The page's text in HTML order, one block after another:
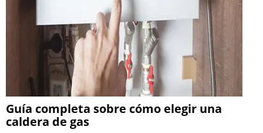
Guía completa sobre cómo elegir una
caldera de gas